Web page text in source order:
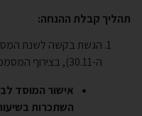
תהליך קבלת ההנחה:
הגשת בקשה לשנת המס
ה-30.11), בצירוף המסמכים הבאים:
אישור המוסד